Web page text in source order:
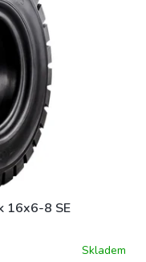
16x6-8 SE
Skladem